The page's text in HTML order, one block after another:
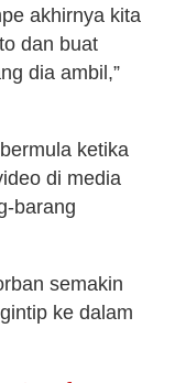
akhirnya kita
dan buat
dia ambil,”
ketika
di media
barang
semakin
ke dalam